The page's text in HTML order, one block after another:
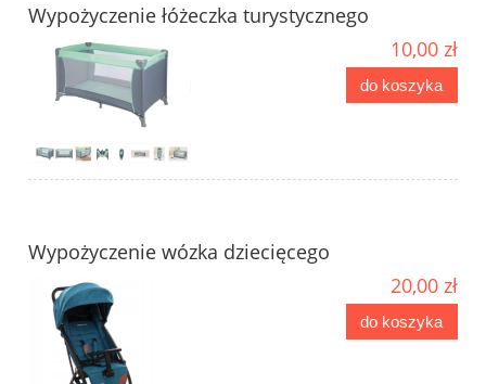
Wypożyczenie łóżeczka turystycznego
10,00 zł
do koszyka
Wypożyczenie wózka dziecięcego
20,00 zł
do koszyka